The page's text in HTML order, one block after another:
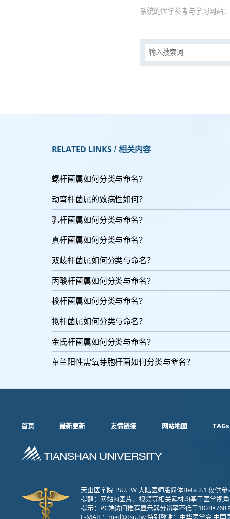
系统的医学参考与学习网站
RELATED LINKS / 相关内容
螺杆菌属如何分类与命名？
动弯杆菌属的致病性如何？
乳杆菌属如何分类与命名？
真杆菌属如何分类与命名？
双歧杆菌属如何分类与命名？
丙酸杆菌属如何分类与命名？
梭杆菌属如何分类与命名？
拟杆菌属如何分类与命名？
金氏杆菌属如何分类与命名？
革兰阳性需氧芽胞杆菌如何分类与命名？
首页 最新更新 友情链接 网站地图 TAGs
天山医学院 TSU.TW 大陆医师版简体Beta 2.1 仅供
提醒：网站内图片、视频等相关素材均基于医学视
提示：PC端访问推荐显示器分辨率不低于
E-MAIL： med@tsu.tw特别致谢：中华医学会 中国